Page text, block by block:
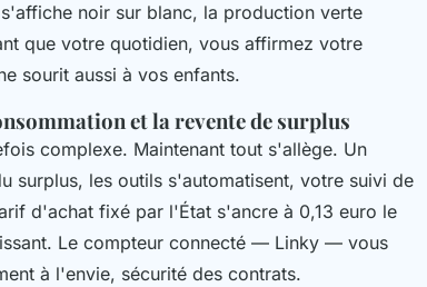
noir sur blanc, la production verte
que votre quotidien, vous affirmez votre
sourit aussi à vos enfants.
et la revente de surplus
complexe. Maintenant tout s'allège. Un
surplus, les outils s'automatisent, votre suivi de
d'achat fixé par l'État s'ancre à 0,13 euro le
Le compteur connecté — Linky — vous
à l'envie, sécurité des contrats.